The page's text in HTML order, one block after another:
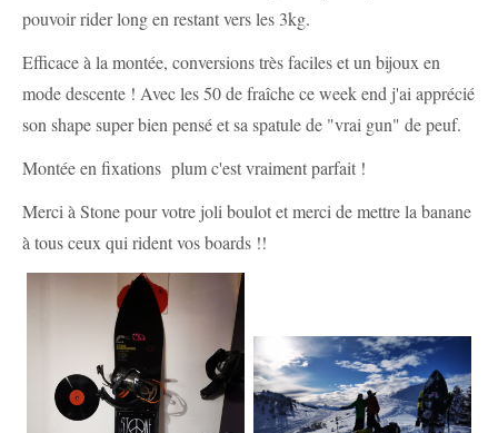
pouvoir rider long en restant vers les 3kg.
Efficace à la montée, conversions très faciles et un bijoux en
mode descente ! Avec les 50 de fraîche ce week end j'ai apprécié
son shape super bien pensé et sa spatule de "vrai gun" de peuf.
Montée en fixations plum c'est vraiment parfait !
Merci à Stone pour votre joli boulot et merci de mettre la banane
à tous ceux qui rident vos boards !!